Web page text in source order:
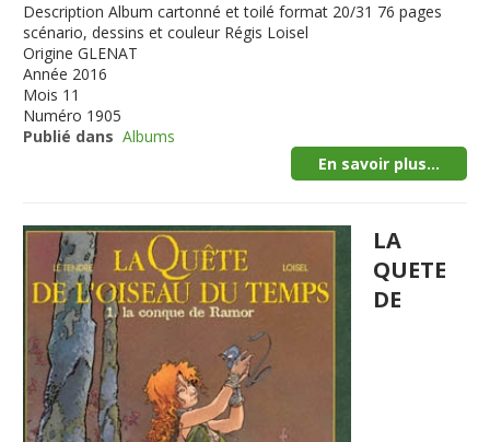
Description Album cartonné et toilé format 20/31 76 pages
scénario, dessins et couleur Régis Loisel
Origine GLENAT
Année 2016
Mois 11
Numéro 1905
Publié dans Albums
En savoir plus...
LA
QUETE
DE